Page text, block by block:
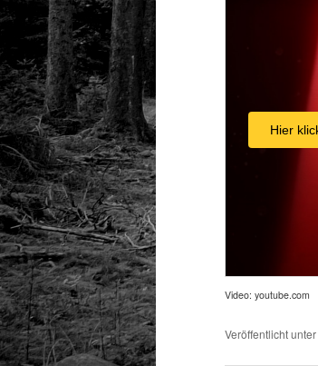
Hier
Video: youtube.com
Veröffentlicht unter